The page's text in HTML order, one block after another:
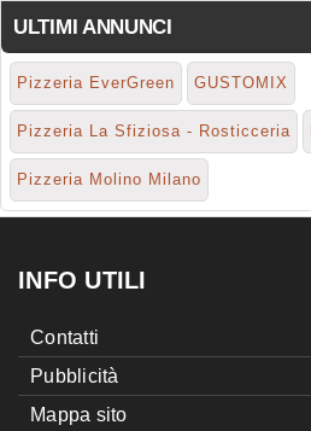
ULTIMI ANNUNCI
Pizzeria EverGreen GUSTOMIX
Pizzeria La Sfiziosa - Rosticceria
Pizzeria Molino Milano
INFO UTILI
Contatti
Pubblicità
Mappa sito